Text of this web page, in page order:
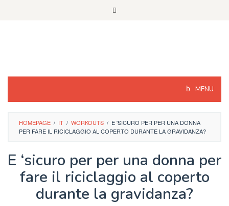
MENU
HOMEPAGE / IT / WORKOUTS / E 'SICURO PER PER UNA DONNA
PER FARE IL RICICLAGGIO AL COPERTO DURANTE LA GRAVIDANZA?
E ‘sicuro per per una donna per
fare il riciclaggio al coperto
durante la gravidanza?